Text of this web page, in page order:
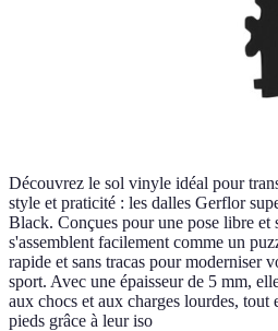
Découvrez le sol vinyle idéal pour
style et praticité : les dalles Gerflor
Black. Conçues pour une pose libre et
s'assemblent facilement comme un
rapide et sans tracas pour moderniser
sport. Avec une épaisseur de 5 mm,
aux chocs et aux charges lourdes,
pieds grâce à leur iso